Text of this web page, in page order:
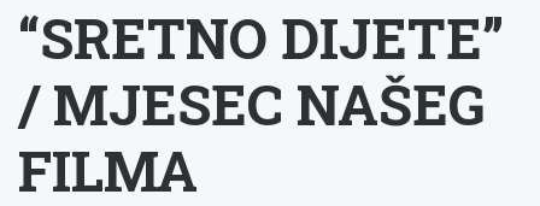
“SRETNO DIJETE”
/ MJESEC NAŠEG
FILMA